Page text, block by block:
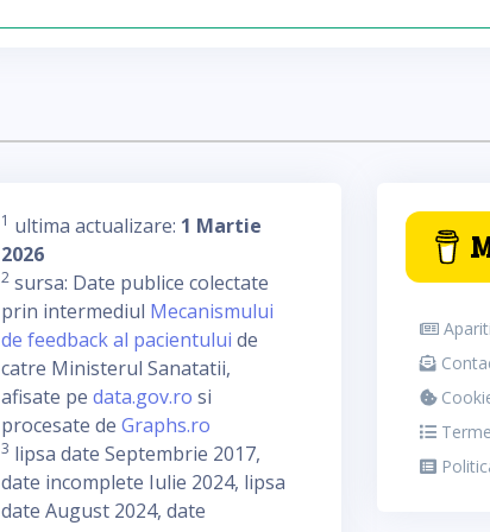
1 ultima actualizare: 1 Martie
2026
2 sursa: Date publice colectate
prin intermediul Mecanismului
de feedback al pacientului de
catre Ministerul Sanatatii,
afisate pe data.gov.ro si
procesate de Graphs.ro
3 lipsa date Septembrie 2017,
date incomplete Iulie 2024, lipsa
date August 2024, date